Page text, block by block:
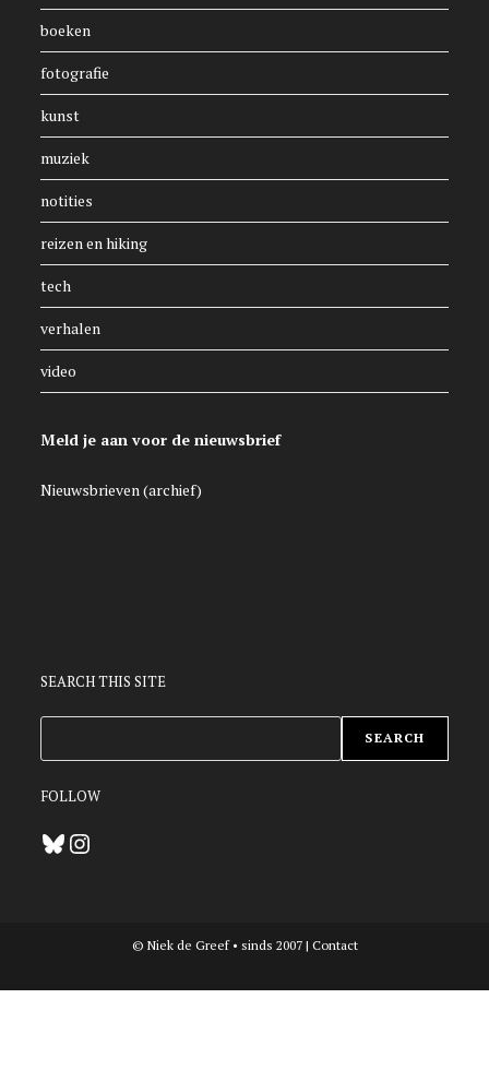
boeken
fotografie
kunst
muziek
notities
reizen en hiking
tech
verhalen
video
Meld je aan voor de nieuwsbrief
Nieuwsbrieven (archief)
SEARCH THIS SITE
SEARCH
FOLLOW
BlueskyInstagram
© Niek de Greef • sinds 2007 | Contact